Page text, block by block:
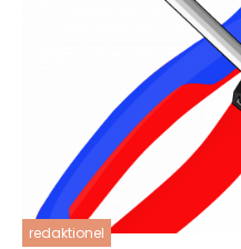
redaktionel